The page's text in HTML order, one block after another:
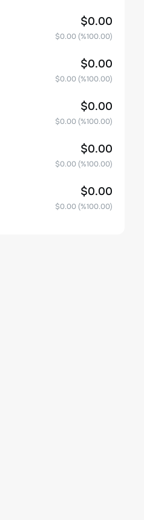
$0.00
$0.00(%100.00)
$0.00
$0.00(%100.00)
$0.00
$0.00(%100.00)
$0.00
$0.00(%100.00)
$0.00
$0.00(%100.00)